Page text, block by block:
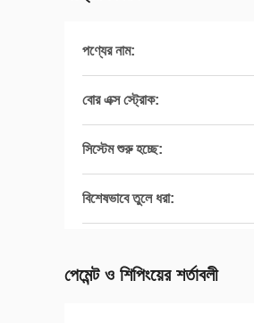
পণ্যের নাম:
বোর এক্স স্ট্রোক:
সিস্টেম শুরু হচ্ছে:
বিশেষভাবে তুলে ধরা:
পেমেন্ট ও শিপিংয়ের শর্তাবলী